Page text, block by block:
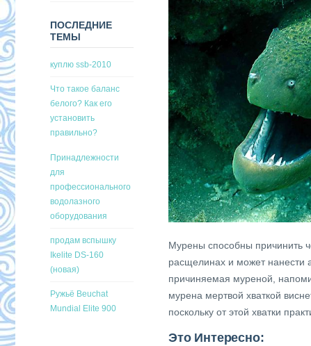
Мурены способны причинить
расщелинах и может нанести
причиняемая муреной,
мурена мертвой хваткой
поскольку от этой хватки
Это Интересно:
ПОСЛЕДНИЕ
ТЕМЫ
куплю ssb-2010
Что такое баланс
белого? Как его
установить
правильно?
Принадлежности
для
профессионального
водолазного
оборудования
продам вспышку
Ikelite DS-160
(новая)
Ружьё Beuchat
Mundial Elite 900